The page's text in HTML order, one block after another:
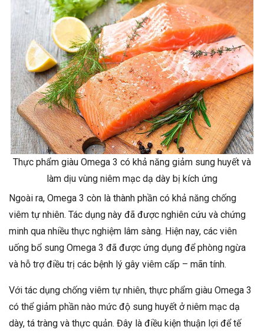
Thực phẩm giàu Omega 3 có khả năng giảm sung huyết và
làm dịu vùng niêm mạc dạ dày bị kích ứng
Ngoài ra, Omega 3 còn là thành phần có khả năng chống
viêm tự nhiên. Tác dụng này đã được nghiên cứu và chứng
minh qua nhiều thực nghiệm lâm sàng. Hiện nay, các viên
uống bổ sung Omega 3 đã được ứng dụng để phòng ngừa
và hỗ trợ điều trị các bệnh lý gây viêm cấp – mãn tính.
Với tác dụng chống viêm tự nhiên, thực phẩm giàu Omega 3
có thể giảm phần nào mức độ sung huyết ở niêm mạc dạ
dày, tá tràng và thực quản. Đây là điều kiện thuận lợi để tế